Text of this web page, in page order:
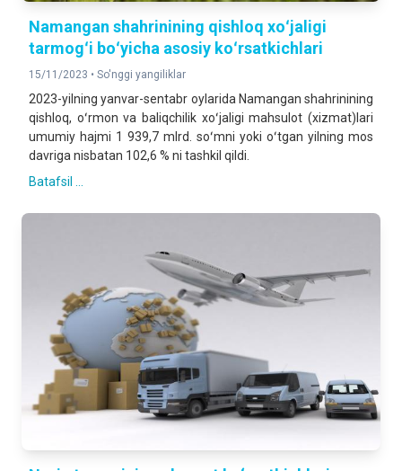
Namangan shahrinining qishloq xoʻjaligi
tarmogʻi boʻyicha asosiy koʻrsatkichlari
15/11/2023 • So'nggi yangiliklar
2023-yilning yanvar-sentabr oylarida Namangan shahrinining
qishloq, oʻrmon va baliqchilik xoʻjaligi mahsulot (xizmat)lari
umumiy hajmi 1 939,7 mlrd. soʻmni yoki oʻtgan yilning mos
davriga nisbatan 102,6 % ni tashkil qildi.
Batafsil ...